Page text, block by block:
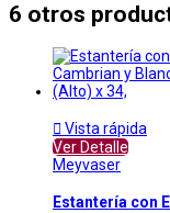
6 otros
 Vista rápida
Ver Detalle
Meyvaser
Estantería con